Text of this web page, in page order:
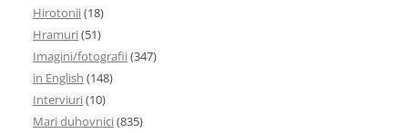
Hirotonii(18)
Hramuri(51)
Imagini/fotografii(347)
in English (148)
Interviuri(10)
Mari duhovnici(835)